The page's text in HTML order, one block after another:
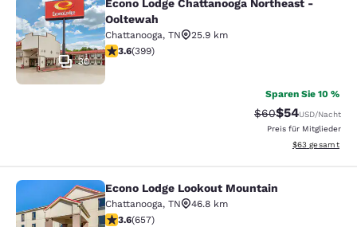
Econo Lodge Chattanooga
30
Econo Lodge Chattanooga Northeast -
Ooltewah
Chattanooga, TN
25.9 km
3.56-Sterne-Bewertung. Gut. 399 Bewertungen
3.6(399)
Sparen Sie 10 %
$60Vergünstigter
$54USD/Nacht
Preis für Mitglieder
Geschätzte
$63 gesamt
Econo Lodge Lookout Mountain
Econo Lodge Lookout Mountain
Chattanooga, TN
46.8 km
3.56-Sterne-Bewertung. Gut. 657 Bewertungen
3.6(657)